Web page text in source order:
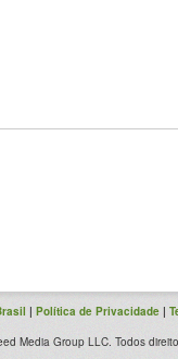
| Política de Privacidade |
Media Group LLC. Todos